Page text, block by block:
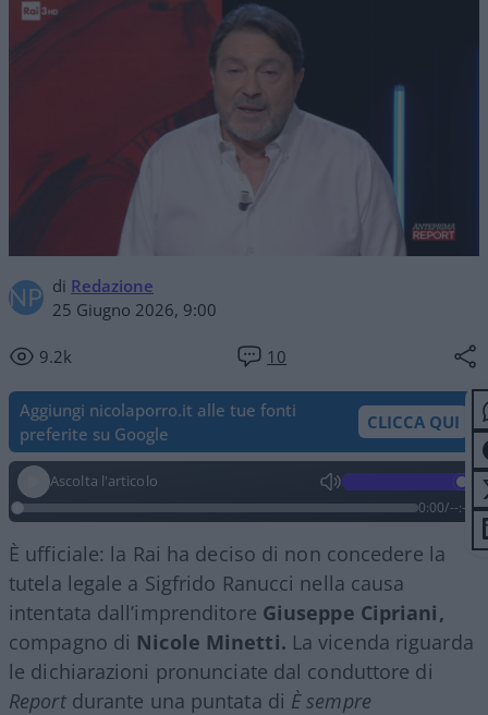
di Redazione
25 Giugno 2026, 9:00
9.2k 10
Aggiungi nicolaporro.it alle tue fonti
preferite su Google
CLICCA QUI
Ascolta l'articolo
0:00/--:--
È ufficiale: la Rai ha deciso di non concedere la
tutela legale a Sigfrido Ranucci nella causa
intentata dall’imprenditore Giuseppe Cipriani,
compagno di Nicole Minetti. La vicenda riguarda
le dichiarazioni pronunciate dal conduttore di
Reportdurante una puntata di È sempre